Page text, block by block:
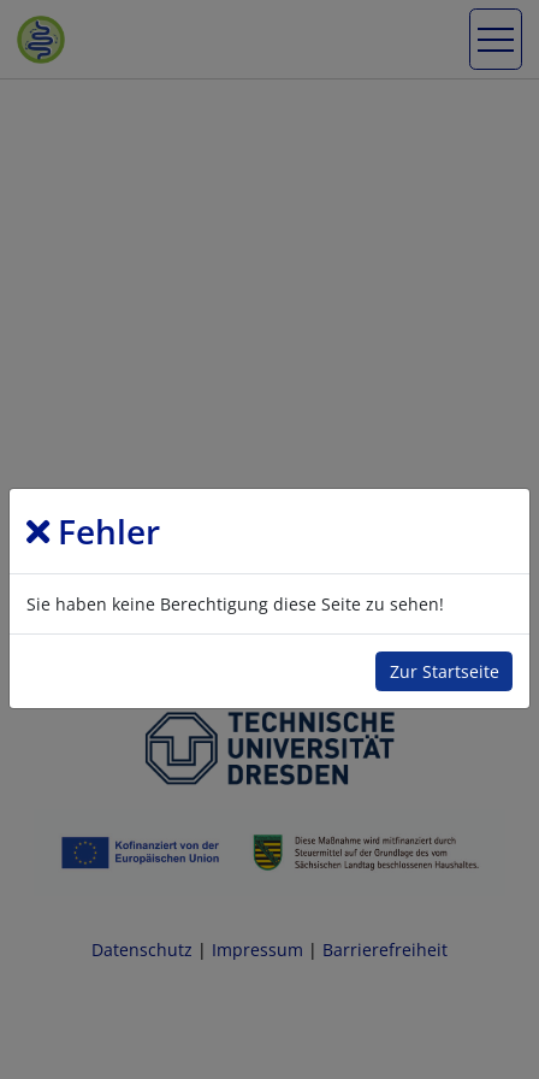
Fehler
Sie haben keine Berechtigung diese Seite zu sehen!
Zur Startseite
Datenschutz | Impressum | Barrierefreiheit